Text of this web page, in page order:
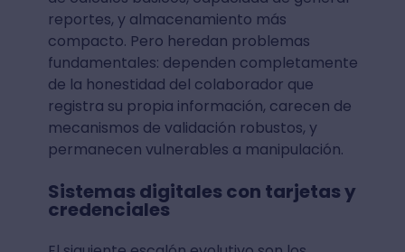
reportes, y almacenamiento más
compacto. Pero heredan problemas
fundamentales: dependen completamente
de la honestidad del colaborador que
registra su propia información, carecen de
mecanismos de validación robustos, y
permanecen vulnerables a manipulación.
Sistemas digitales con tarjetas y
credenciales